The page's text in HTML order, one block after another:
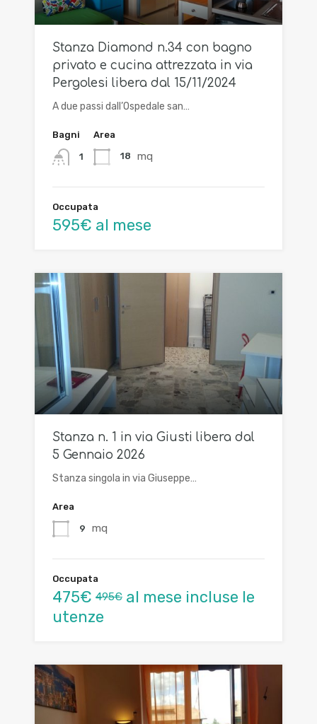
Stanza Diamond n.34 con bagno
privato e cucina attrezzata in via
Pergolesi libera dal 15/11/2024
A due passi dall’Ospedale san…
Bagni
1
Area
18 mq
Occupata
595€ al mese
Stanza n. 1 in via Giusti libera dal
5 Gennaio 2026
Stanza singola in via Giuseppe…
Area
9 mq
Occupata
475€ 495€ al mese incluse le
utenze